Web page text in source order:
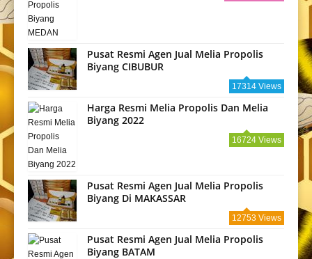
Pusat Resmi Agen Jual Melia Propolis
Biyang CIBUBUR
17314 Views
Harga Resmi Melia Propolis Dan Melia
Biyang 2022
16724 Views
Pusat Resmi Agen Jual Melia Propolis
Biyang Di MAKASSAR
12753 Views
Pusat Resmi Agen Jual Melia Propolis
Biyang BATAM